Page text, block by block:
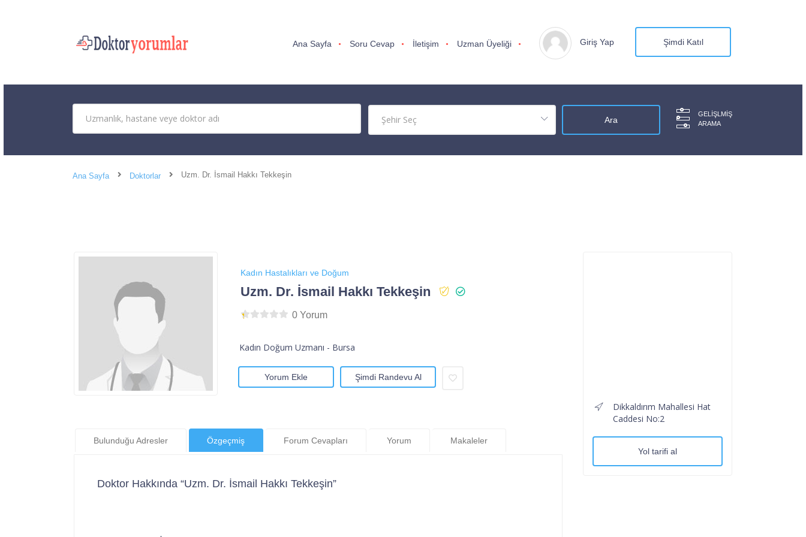
Ana Sayfa Soru Cevap İletişim Uzman Üyeliği Giriş Yap Şimdi Katıl
GELIŞLMIŞ
ARAMA
Ana Sayfa Doktorlar Uzm. Dr. İsmail Hakkı Tekkeşin
Kadın Hastalıkları ve Doğum
Uzm. Dr. İsmail Hakkı Tekkeşin
0 Yorum
Kadın Doğum Uzmanı - Bursa
Yorum Ekle Şimdi Randevu Al
Bulunduğu Adresler Özgeçmiş Forum Cevapları Yorum Makaleler
Doktor Hakkında “Uzm. Dr. İsmail Hakkı Tekkeşin”
Dikkaldırım Mahallesi Hat
Caddesi No:2
Yol tarifi al